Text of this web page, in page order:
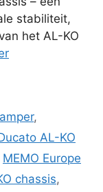
stabiliteit,
het AL-KO
,
AL-KO
MEMO Europe
chassis,